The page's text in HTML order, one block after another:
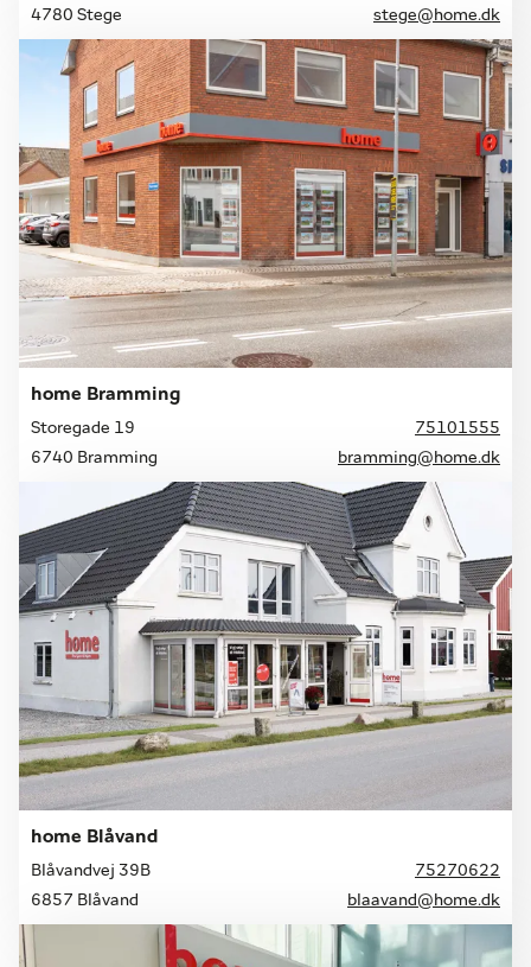
4780 Stege stege@home.dk
home Bramming
Storegade 19
75101555
6740 Bramming
bramming@home.dk
home Blåvand
Blåvandvej 39B
75270622
6857 Blåvand
blaavand@home.dk